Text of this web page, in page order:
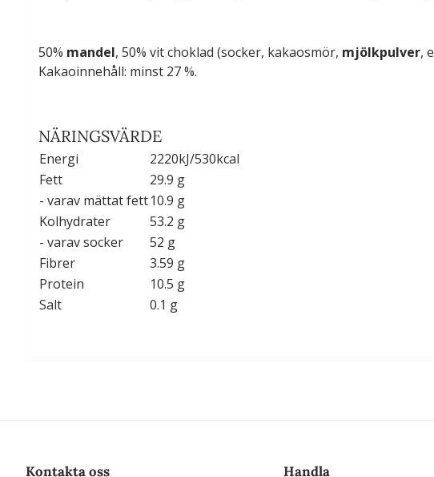
50% mandel, 50% vit choklad (socker, kakaosmör, mjölkpulver,
Kakaoinnehåll: minst 27 %.
NÄRINGSVÄRDE
Energi
2220kJ/530kcal
Fett
29.9 g
- varav mättat fett10.9 g
Kolhydrater
53.2 g
- varav socker
52 g
Fibrer
3.59 g
Protein
10.5 g
Salt
0.1 g
Kontakta oss Handla